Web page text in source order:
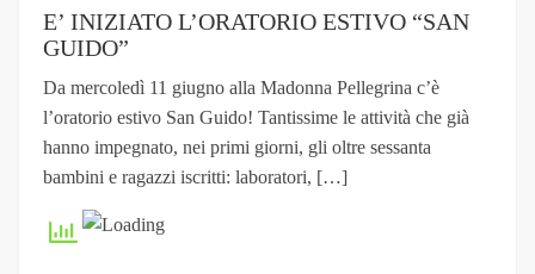
E’ INIZIATO L’ORATORIO ESTIVO “SAN
GUIDO”
Da mercoledì 11 giugno alla Madonna Pellegrina c’è
l’oratorio estivo San Guido! Tantissime le attività che già
hanno impegnato, nei primi giorni, gli oltre sessanta
bambini e ragazzi iscritti: laboratori, […]